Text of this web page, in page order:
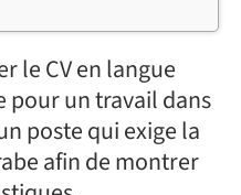
le CV en langue
pour un travail dans
poste qui exige la
afin de montrer